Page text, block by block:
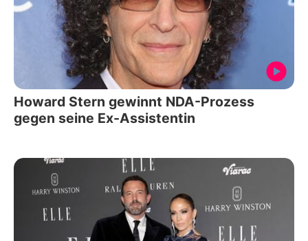
Howard Stern gewinnt NDA-Prozess
gegen seine Ex-Assistentin